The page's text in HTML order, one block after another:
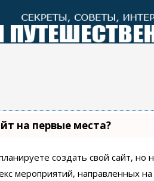
на первые места?
создать свой сайт,
мероприятий, направленных